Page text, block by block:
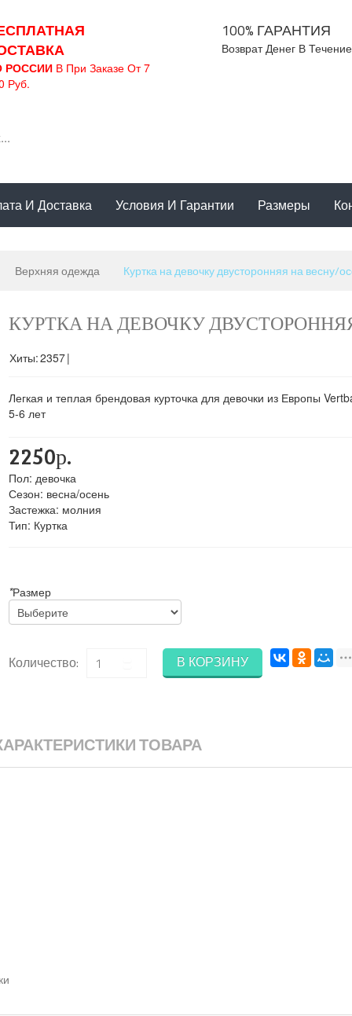
РОССИИ В При Заказе От 7
Руб.
100% ГАРАНТИЯ
Возврат Денег В
И Доставка Условия И Гарантии Размеры
Верхняя одежда Куртка на девочку двусторонняя на весну/
КУРТКА НА ДЕВОЧКУ
Хиты:2357|
Легкая и теплая брендовая курточка для девочки из Европы
5-6 лет
2250р.
Пол: девочка
Сезон: весна/осень
Застежка: молния
Тип: Куртка
*Размер
Количество: В КОРЗИНУ
ТОВАРА